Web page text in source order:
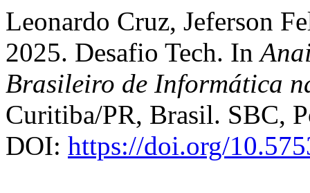
Leonardo Cruz, Jeferson
2025. Desafio Tech. In
Brasileiro de Informática
Curitiba/PR, Brasil. SBC,
DOI: https://doi.org/